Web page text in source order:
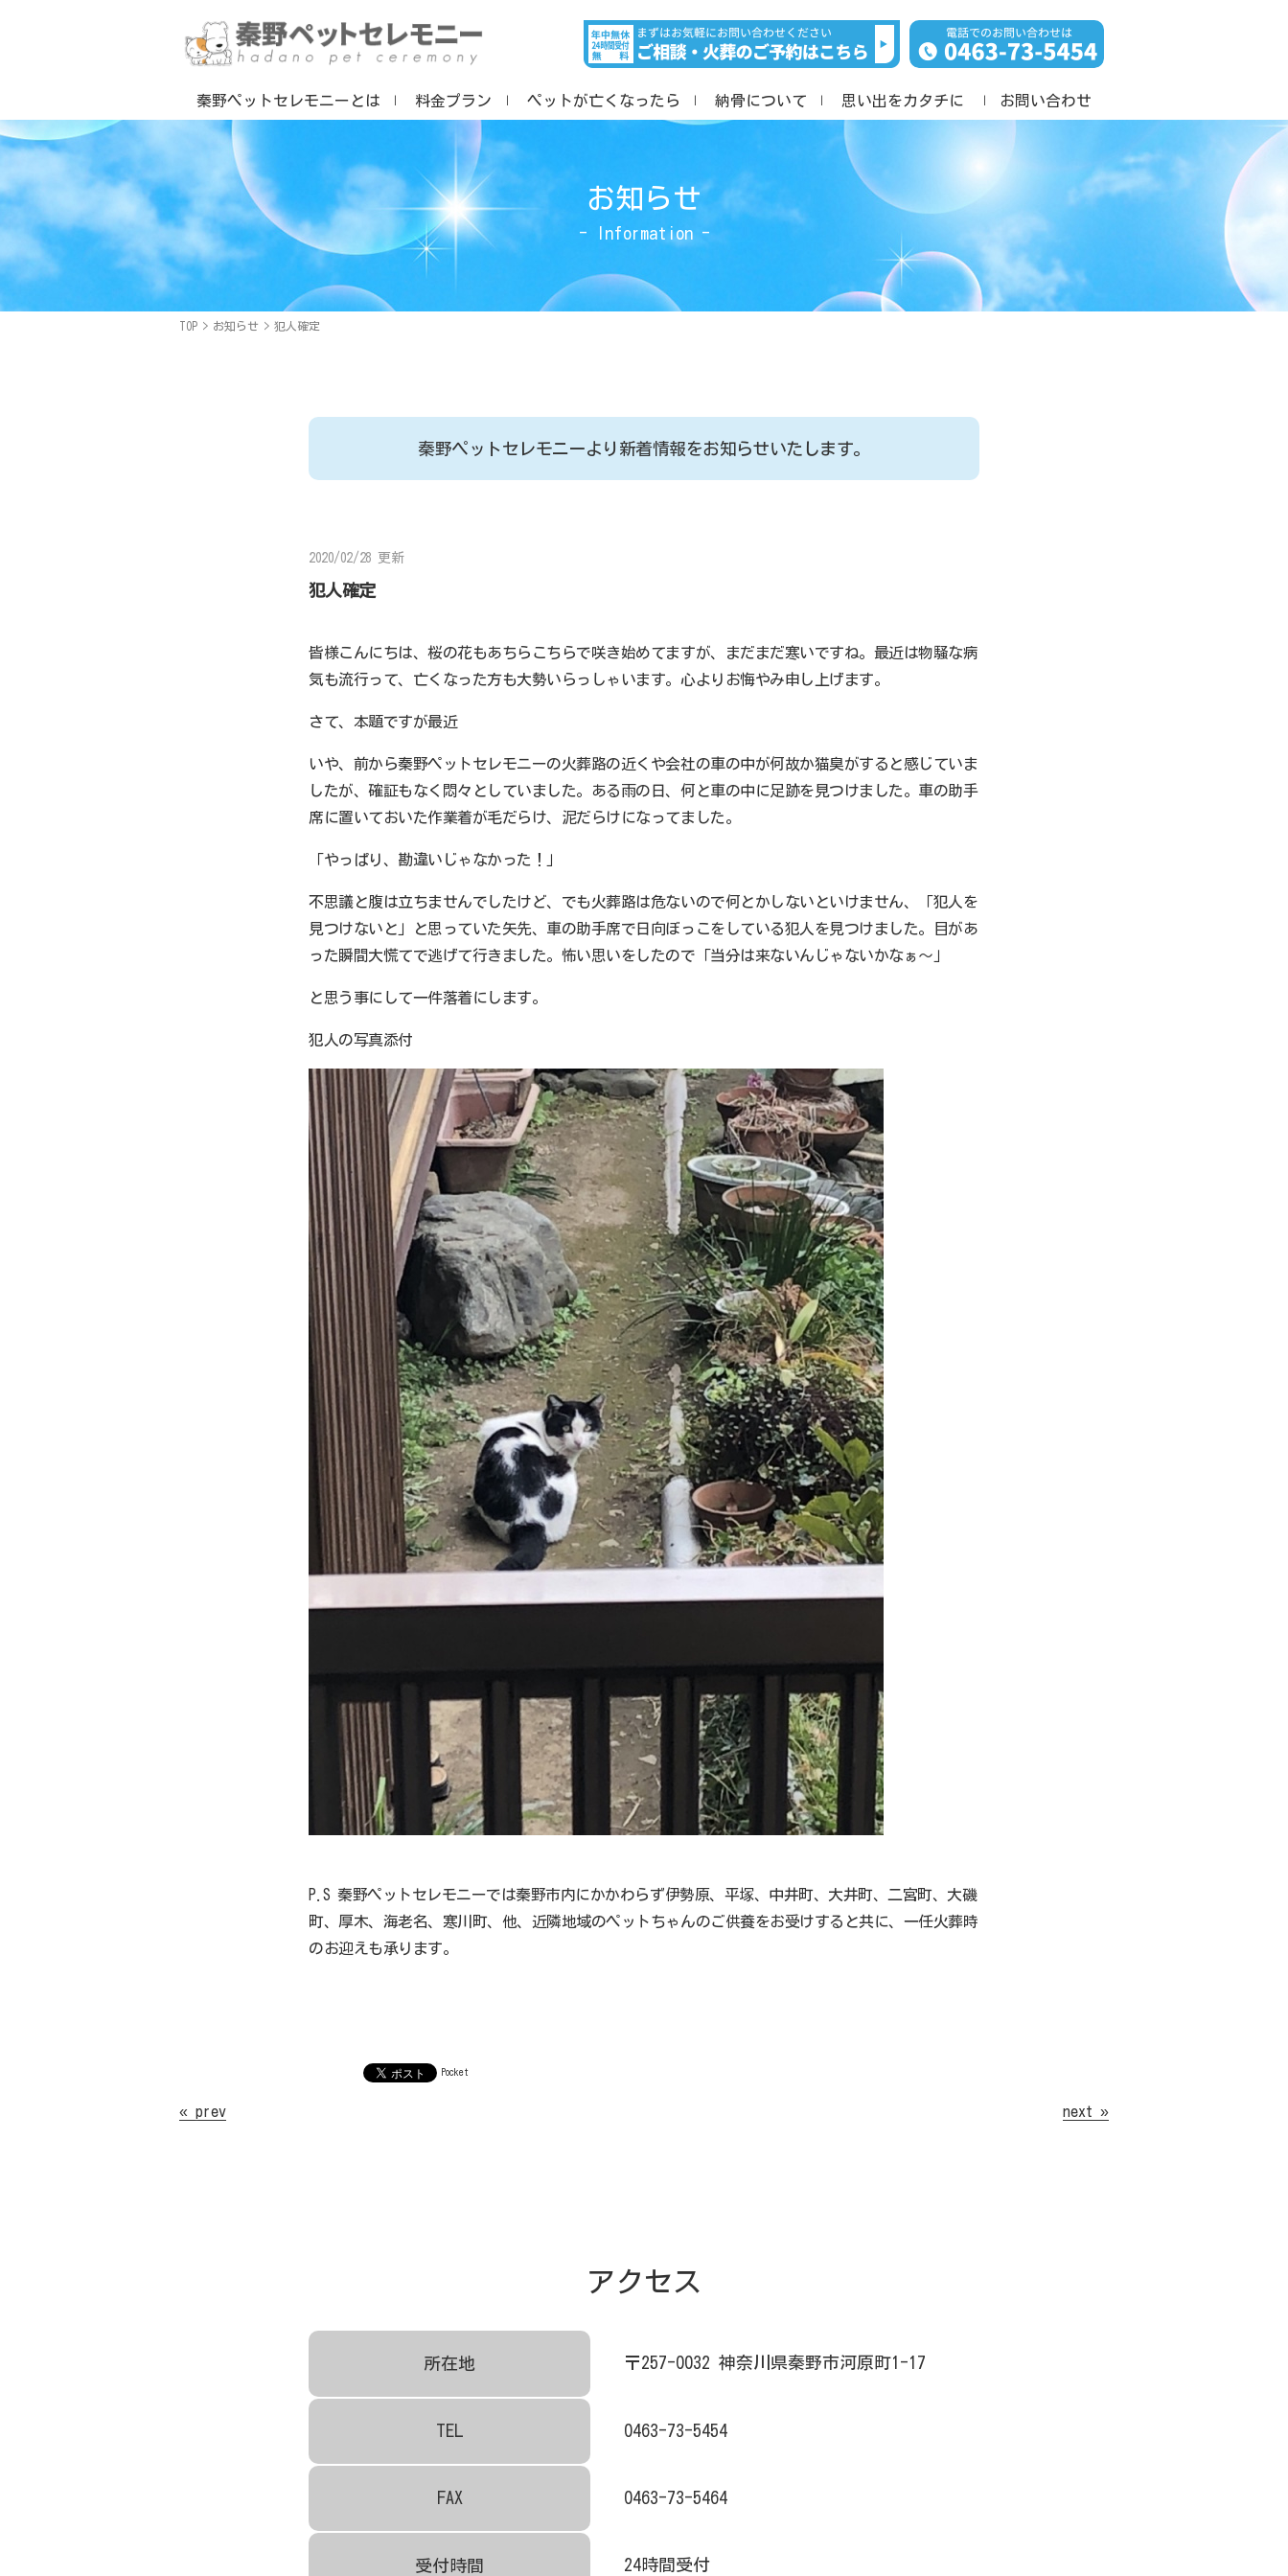
秦野ペットセレモニーとは 料金プラン ペットが亡くなったら 納骨について 思い出をカタチに お問い合わせ
お知らせ
- Information -
TOP > お知らせ > 犯人確定
秦野ペットセレモニーより新着情報をお知らせいたします。
2020/02/28 更新
犯人確定
皆様こんにちは、桜の花もあちらこちらで咲き始めてますが、まだまだ寒いですね。最近は物騒な病
気も流行って、亡くなった方も大勢いらっしゃいます。心よりお悔やみ申し上げます。
さて、本題ですが最近
いや、前から秦野ペットセレモニーの火葬路の近くや会社の車の中が何故か猫臭がすると感じていま
したが、確証もなく悶々としていました。ある雨の日、何と車の中に足跡を見つけました。車の助手
席に置いておいた作業着が毛だらけ、泥だらけになってました。
「やっぱり、勘違いじゃなかった！」
不思議と腹は立ちませんでしたけど、でも火葬路は危ないので何とかしないといけません、「犯人を
見つけないと」と思っていた矢先、車の助手席で日向ぼっこをしている犯人を見つけました。目があ
った瞬間大慌てで逃げて行きました。怖い思いをしたので「当分は来ないんじゃないかなぁ〜」
と思う事にして一件落着にします。
犯人の写真添付
P.S 秦野ペットセレモニーでは秦野市内にかかわらず伊勢原、平塚、中井町、大井町、二宮町、大磯
町、厚木、海老名、寒川町、他、近隣地域のペットちゃんのご供養をお受けすると共に、一任火葬時
のお迎えも承ります。
Pocket
« prev next »
アクセス
所在地 〒257-0032 神奈川県秦野市河原町1-17
TEL 0463-73-5454
FAX 0463-73-5464
受付時間 24時間受付